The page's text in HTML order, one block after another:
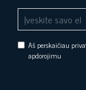
Aš perskaičiau
apdorojimu